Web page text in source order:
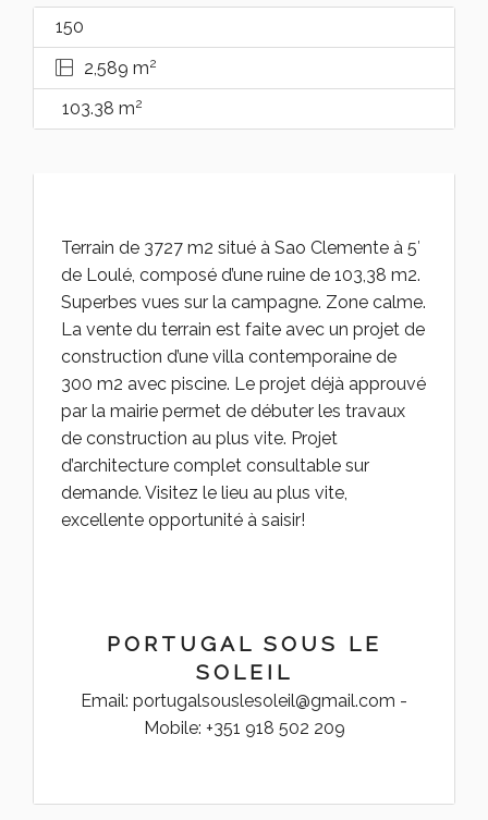
150
2,589 m2
103.38 m2
Terrain de 3727 m2 situé à Sao Clemente à 5′
de Loulé, composé d’une ruine de 103,38 m2.
Superbes vues sur la campagne. Zone calme.
La vente du terrain est faite avec un projet de
construction d’une villa contemporaine de
300 m2 avec piscine. Le projet déjà approuvé
par la mairie permet de débuter les travaux
de construction au plus vite. Projet
d’architecture complet consultable sur
demande. Visitez le lieu au plus vite,
excellente opportunité à saisir!
PORTUGAL SOUS LE
SOLEIL
Email: portugalsouslesoleil@gmail.com -
Mobile: +351 918 502 209